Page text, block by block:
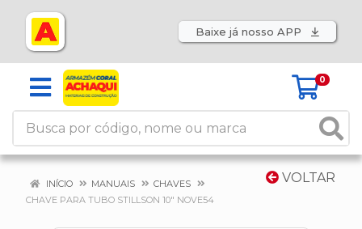
Baixe já nosso APP
0
VOLTAR
INÍCIO MANUAIS
CHAVES
CHAVE PARA TUBO STILLSON 10" NOVE54